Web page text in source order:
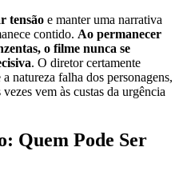
tensão e manter uma narrativa
contido. Ao permanecer
o filme nunca se
. O diretor certamente
natureza falha dos personagens,
vem às custas da urgência
Quem Pode Ser